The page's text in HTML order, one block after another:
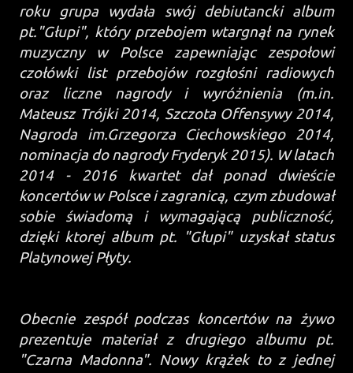
roku grupa wydała swój debiutancki album
pt."Głupi", który przebojem wtargnął na rynek
muzyczny w Polsce zapewniając zespołowi
czołówki list przebojów rozgłośni radiowych
oraz liczne nagrody i wyróżnienia (m.in.
Mateusz Trójki 2014, Szczota Offensywy 2014,
Nagroda im.Grzegorza Ciechowskiego 2014,
nominacja do nagrody Fryderyk 2015). W latach
2014 - 2016 kwartet dał ponad dwieście
koncertów w Polsce i zagranicą, czym zbudował
sobie świadomą i wymagającą publiczność,
dzięki ktorej album pt. "Głupi" uzyskał status
Platynowej Płyty.
Obecnie zespół podczas koncertów na żywo
prezentuje materiał z drugiego albumu pt.
"Czarna Madonna". Nowy krążek to z jednej